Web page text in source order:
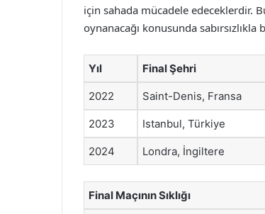
için sahada mücadele edeceklerdir.
oynanacağı konusunda sabırsızlıkla
Yıl Final Şehri
2022 Saint-Denis, Fransa
2023 Istanbul, Türkiye
2024 Londra, İngiltere
Final Maçının Sıklığı